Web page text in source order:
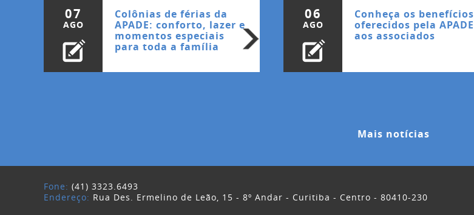
07
AGO
Colônias de férias da
APADE: conforto, lazer e
momentos especiais
para toda a família
06
AGO
Conheça os benefícios
oferecidos pela APADE
aos associados
Mais notícias
Fone: (41) 3323.6493
Endereço: Rua Des. Ermelino de Leão, 15 - 8º Andar - Curitiba - Centro - 80410-230